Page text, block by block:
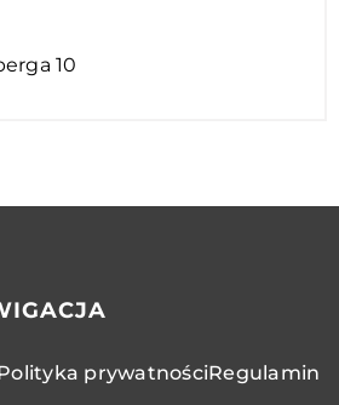
10
prywatnościRegulamin